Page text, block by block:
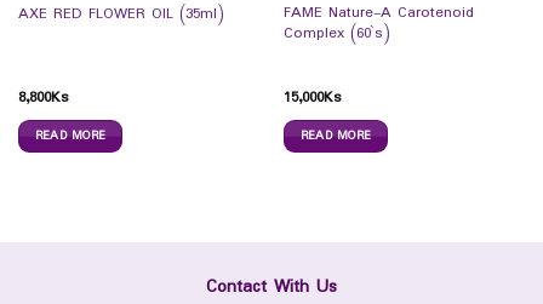
AXE RED FLOWER OIL (35ml)
8,800Ks
READ MORE
FAME Nature-A Carotenoid
Complex (60`s)
15,000Ks
READ MORE
Contact With Us